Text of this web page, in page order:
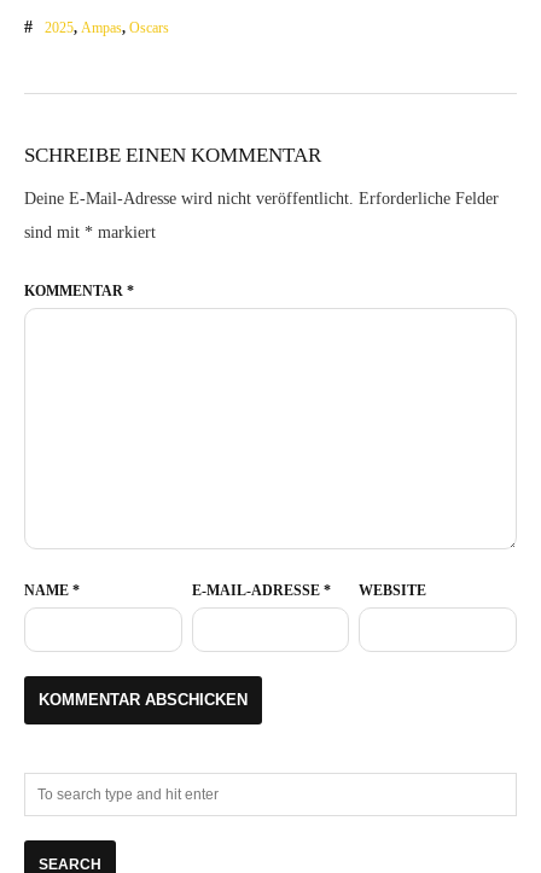
2025, Ampas, Oscars
SCHREIBE EINEN KOMMENTAR
Deine E-Mail-Adresse wird nicht veröffentlicht. Erforderliche Felder
sind mit * markiert
KOMMENTAR *
NAME * E-MAIL-ADRESSE * WEBSITE